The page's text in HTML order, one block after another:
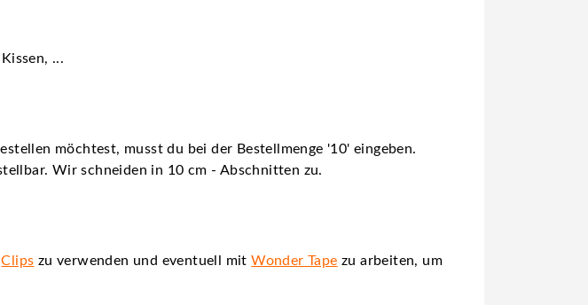
...
möchtest, musst du bei der Bestellmenge '10' eingeben.
Wir schneiden in 10 cm - Abschnitten zu.
Clips zu verwenden und eventuell mitWonder Tape zu arbeiten, um